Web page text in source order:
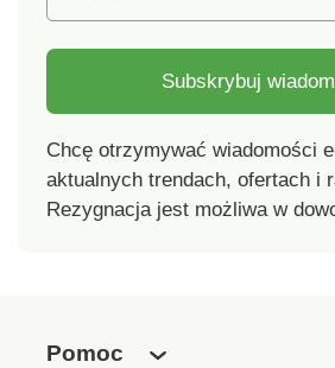
Subskrybuj
Chcę otrzymywać wiadomości
aktualnych trendach, ofertach i
Rezygnacja jest możliwa w
Pomoc